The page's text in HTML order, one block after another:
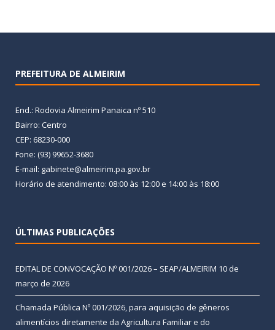
PREFEITURA DE ALMEIRIM
End.: Rodovia Almeirim Panaica nº 510
Bairro: Centro
CEP: 68230-000
Fone: (93) 99652-3680
E-mail: gabinete@almeirim.pa.gov.br
Horário de atendimento: 08:00 às 12:00 e 14:00 às 18:00
ÚLTIMAS PUBLICAÇÕES
EDITAL DE CONVOCAÇÃO Nº 001/2026 – SEAP/ALMEIRIM 10 de
março de 2026
Chamada Pública Nº 001/2026, para aquisição de gêneros
alimentícios diretamente da Agricultura Familiar e do